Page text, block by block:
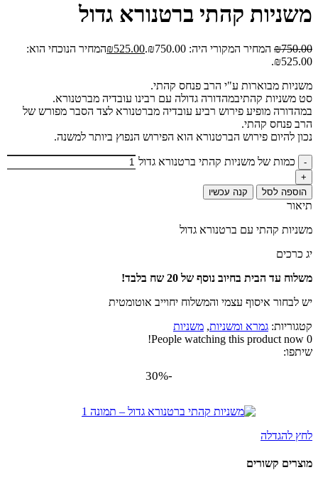
משניות קהתי ברטנורא גדול
₪750.00 המחיר המקורי היה: ₪750.00. ₪525.00
המחיר הנוכחי הוא:
₪525.00.
משניות מבוארות ע"י הרב פנחס קהתי.
סט משניות קהתיבמהדורה גדולה עם רבינו עובדיה מברטנורא.
במהדורה מופיע פירוש רביע עובדיה מברטנורא לצד הסבר מפורש של
הרב פנחס קהתי.
נכון להיום פירוש הברטנורא הוא הפירוש הנפוץ ביותר למשנה.
כמות של משניות קהתי ברטנורא גדול
הוספה לסל קנה עכשיו
תיאור
משניות קהתי עם ברטנורא גדול
יג כרכים
משלוח עד הבית בחיוב נוסף של 20 שח בלבד!
יש לבחור איסוף עצמי והמשלוח יחוייב אוטומטית
קטגוריות: גמרא ומשניות, משניות
0
People watching this product now!
שיתפו:
-30%
לחץ להגדלה
מוצרים קשורים